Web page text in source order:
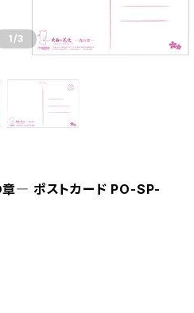
1 /3
章― ポストカード PO-SP-